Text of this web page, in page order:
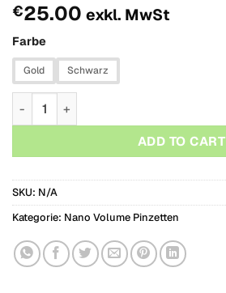
€25.00 exkl. MwSt
Farbe
Gold Schwarz
Nano Volume Pinzette LSA 8 Menge
ADD TO CART
SKU: N/A
Kategorie: Nano Volume Pinzetten